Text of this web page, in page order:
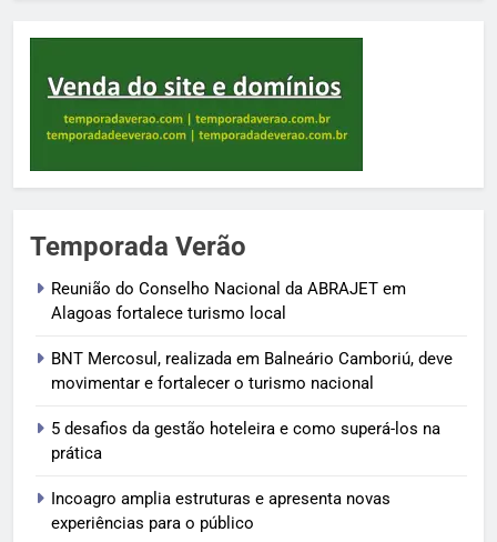
Temporada Verão
Reunião do Conselho Nacional da ABRAJET em
Alagoas fortalece turismo local
BNT Mercosul, realizada em Balneário Camboriú, deve
movimentar e fortalecer o turismo nacional
5 desafios da gestão hoteleira e como superá-los na
prática
Incoagro amplia estruturas e apresenta novas
experiências para o público